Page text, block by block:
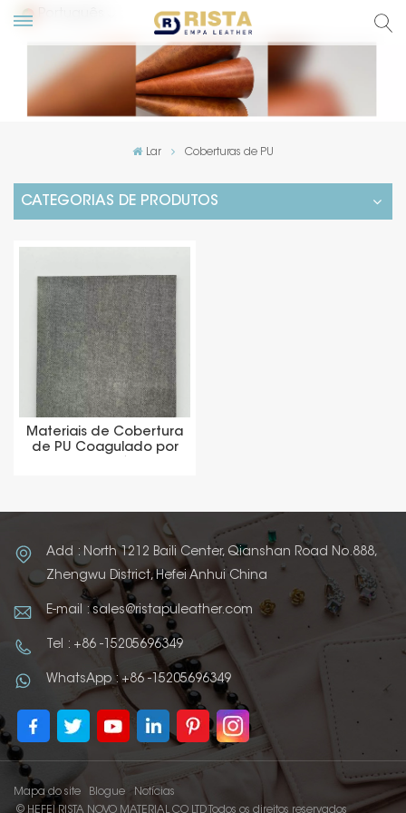
Lar Coberturas de PU
CATEGORIAS DE PRODUTOS
Materiais de Cobertura
de PU Coagulado por
Add : North 1212 Baili Center, Qianshan Road No.888,
Zhengwu District, Hefei Anhui China
E-mail : sales@ristapuleather.com
Tel : +86 -15205696349
WhatsApp : +86 -15205696349
Mapa do site Blogue
Notícias
© HEFEI RISTA NOVO MATERIAL CO LTD Todos os direitos reservados